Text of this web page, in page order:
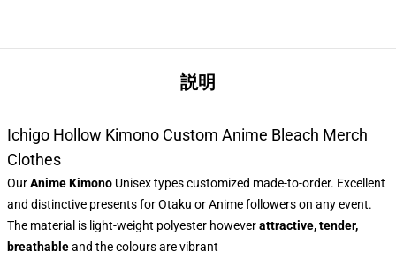
説明
Ichigo Hollow Kimono Custom Anime Bleach Merch
Clothes
OurAnime Kimono Unisex types customized made-to-order. Excellent
and distinctive presents for Otaku or Anime followers on any event.
The material is light-weight polyester howeverattractive, tender,
breathableand the colours are vibrant